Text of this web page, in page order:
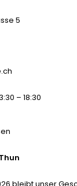
5
– 18:30